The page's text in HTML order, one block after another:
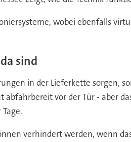
wobei ebenfalls
sind
in der Lieferkette sorgen,
vor der Tür - aber
verhindert werden, wenn